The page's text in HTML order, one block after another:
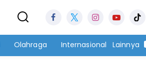
Olahraga Internasional Lainnya